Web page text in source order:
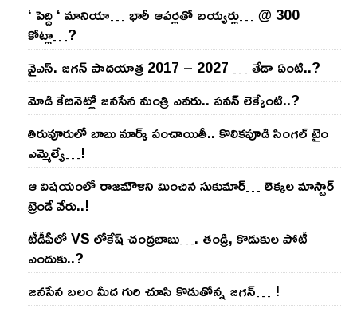
‘ పెద్ది ‘ మానియా… భారీ ఆప‌ర్ల‌తో బ‌య్య‌ర్లు… @ 300
కోట్లా…?
వైఎస్‌. జ‌గ‌న్ పాద‌యాత్ర 2017 – 2027 … తేడా ఏంటి..?
మోడి కేబినెట్లో జ‌నసేన మంత్రి ఎవ‌రు.. ప‌వ‌న్ లెక్కేంటి..?
తిరువూరులో బాబు మార్క్ పంచాయితీ.. కొలిక‌పూడి సింగ‌ల్ టైం
ఎమ్మెల్యే…!
ఆ విష‌యంలో రాజ‌మౌళిని మించిన సుకుమార్‌… లెక్క‌ల మాస్టార్
ట్రెండే వేరు..!
టీడీపీలో VS లోకేష్ చంద్ర‌బాబు…. తండ్రి, కొడుకుల పోటీ
ఎందుకు..?
జ‌న‌సేన బ‌లం మీద గురి చూసి కొడుతోన్న జ‌గ‌న్‌… !